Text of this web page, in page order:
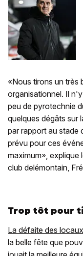
«Nous tirons un très
organisationnel. Il
peu de pyrotechnie
quelques dégâts sur
par rapport au stade
prévu pour ces
maximum»,
club delémontain,
Trop tôt pour
La défaite des
la belle fête que